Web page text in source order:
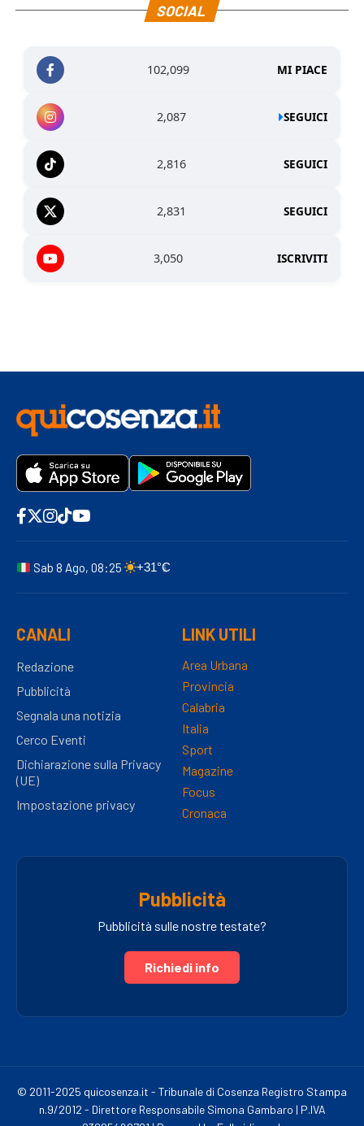
SOCIAL
102,099 MI PIACE
2,087 SEGUICI
2,816 SEGUICI
2,831 SEGUICI
3,050 ISCRIVITI
Sab 8 Ago, 08:25 +31°C
CANALI
Redazione
Pubblicità
Segnala una notizia
Cerco Eventi
Dichiarazione sulla Privacy
(UE)
Impostazione privacy
LINK UTILI
Area Urbana
Provincia
Calabria
Italia
Sport
Magazine
Focus
Cronaca
Pubblicità
Pubblicità sulle nostre testate?
Richiedi info
© 2011-2025 quicosenza.it - Tribunale di Cosenza Registro Stampa
n.9/2012 - Direttore Responsabile Simona Gambaro | P.IVA